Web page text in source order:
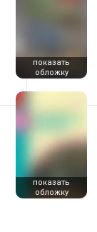
показать
обложку
показать
обложку